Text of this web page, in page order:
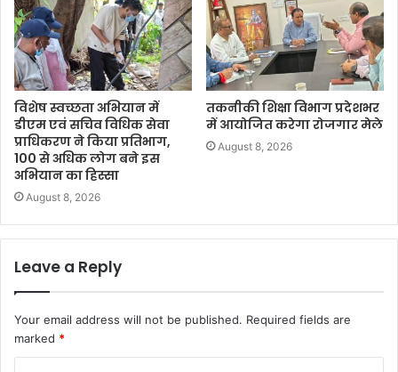
विशेष स्वच्छता अभियान में
डीएम एवं सचिव विधिक सेवा
प्राधिकरण ने किया प्रतिभाग,
100 से अधिक लोग बने इस
अभियान का हिस्सा
August 8, 2026
तकनीकी शिक्षा विभाग प्रदेशभर
में आयोजित करेगा रोजगार मेले
August 8, 2026
Leave a Reply
Your email address will not be published. Required fields are
marked *